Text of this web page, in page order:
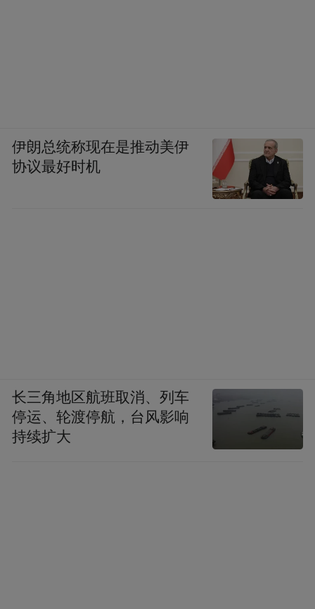
伊朗总统称现在是推动美伊
协议最好时机
长三角地区航班取消、列车
停运、轮渡停航，台风影响
持续扩大